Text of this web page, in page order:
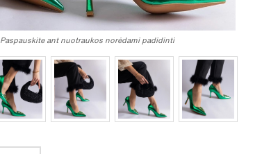
Paspauskite ant nuotraukos norėdami padidinti